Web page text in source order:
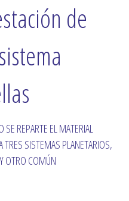
de
REPARTE EL MATERIAL
SISTEMAS PLANETARIOS,
OTRO COMÚN